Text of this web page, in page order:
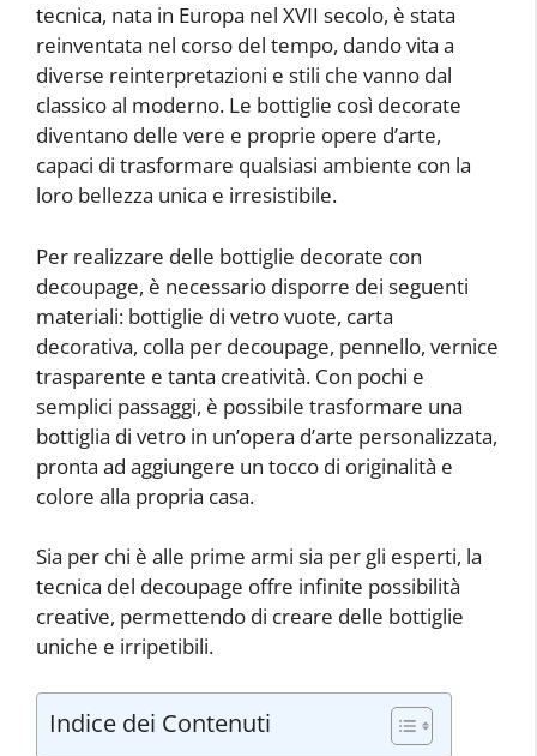
tecnica, nata in Europa nel XVII secolo, è stata
reinventata nel corso del tempo, dando vita a
diverse reinterpretazioni e stili che vanno dal
classico al moderno. Le bottiglie così decorate
diventano delle vere e proprie opere d’arte,
capaci di trasformare qualsiasi ambiente con la
loro bellezza unica e irresistibile.
Per realizzare delle bottiglie decorate con
decoupage, è necessario disporre dei seguenti
materiali: bottiglie di vetro vuote, carta
decorativa, colla per decoupage, pennello, vernice
trasparente e tanta creatività. Con pochi e
semplici passaggi, è possibile trasformare una
bottiglia di vetro in un’opera d’arte personalizzata,
pronta ad aggiungere un tocco di originalità e
colore alla propria casa.
Sia per chi è alle prime armi sia per gli esperti, la
tecnica del decoupage offre infinite possibilità
creative, permettendo di creare delle bottiglie
uniche e irripetibili.
Indice dei Contenuti